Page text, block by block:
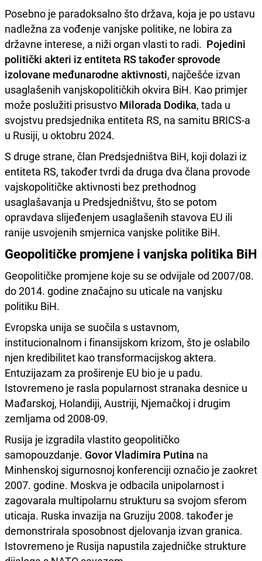
Posebno je paradoksalno što država, koja je po ustavu
nadležna za vođenje vanjske politike, ne lobira za
državne interese, a niži organ vlasti to radi. Pojedini
politički akteri iz entiteta RS također sprovode
izolovane međunarodne aktivnosti, najčešće izvan
usaglašenih vanjskopolitičkih okvira BiH. Kao primjer
može poslužiti prisustvo Milorada Dodika, tada u
svojstvu predsjednika entiteta RS, na samitu BRICS-a
u Rusiji, u oktobru 2024.
S druge strane, član Predsjedništva BiH, koji dolazi iz
entiteta RS, također tvrdi da druga dva člana provode
vajskopolitičke aktivnosti bez prethodnog
usaglašavanja u Predsjedništvu, što se potom
opravdava slijeđenjem usaglašenih stavova EU ili
ranije usvojenih smjernica vanjske politike BiH.
Geopolitičke promjene i vanjska politika BiH
Geopolitičke promjene koje su se odvijale od 2007/08.
do 2014. godine značajno su uticale na vanjsku
politiku BiH.
Evropska unija se suočila s ustavnom,
institucionalnom i finansijskom krizom, što je oslabilo
njen kredibilitet kao transformacijskog aktera.
Entuzijazam za proširenje EU bio je u padu.
Istovremeno je rasla popularnost stranaka desnice u
Mađarskoj, Holandiji, Austriji, Njemačkoj i drugim
zemljama od 2008-09.
Rusija je izgradila vlastito geopolitičko
samopouzdanje. Govor Vladimira Putina na
Minhenskoj sigurnosnoj konferenciji označio je zaokret
2007. godine. Moskva je odbacila unipolarnost i
zagovarala multipolarnu strukturu sa svojom sferom
uticaja. Ruska invazija na Gruziju 2008. također je
demonstrirala sposobnost djelovanja izvan granica.
Istovremeno je Rusija napustila zajedničke strukture